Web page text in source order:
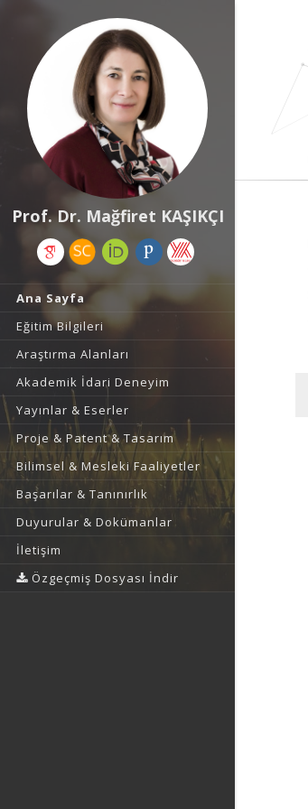
Prof. Dr. Mağfiret KAŞIKÇI
Ana Sayfa
Eğitim Bilgileri
Araştırma Alanları
Akademik İdari Deneyim
Yayınlar & Eserler
Proje & Patent & Tasarım
Bilimsel & Mesleki Faaliyetler
Başarılar & Tanınırlık
Duyurular & Dokümanlar
İletişim
Özgeçmiş Dosyası İndir